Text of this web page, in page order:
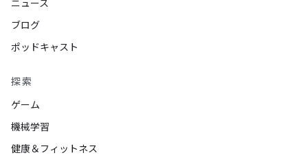
ニュース
ブログ
ポッドキャスト
探索
ゲーム
機械学習
健康＆フィットネス